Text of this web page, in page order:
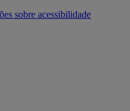
sobre acessibilidade